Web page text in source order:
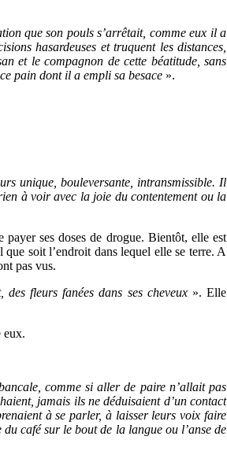
que son pouls s’arrêtait, comme eux il a
hasardeuses et truquent les distances,
et le compagnon de cette béatitude, sans
pain dont il a empli sa besace ».
unique, bouleversante, intransmissible. Il
à voir avec la joie du contentement ou la
ses doses de drogue. Bientôt, elle est
soit l’endroit dans lequel elle se terre. A
pas vus.
des fleurs fanées dans ses cheveux». Elle
eux.
comme si aller de paire n’allait pas
jamais ils ne déduisaient d’un contact
à se parler, à laisser leurs voix faire
café sur le bout de la langue ou l’anse de